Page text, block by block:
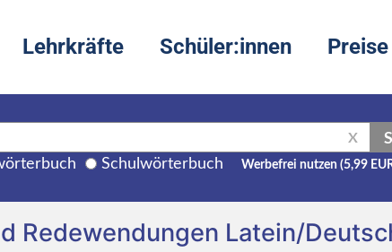
Lehrkräfte Schüler:innen Preise
X
Schulwörterbuch Werbefrei nutzen (5,99
Redewendungen Latein/